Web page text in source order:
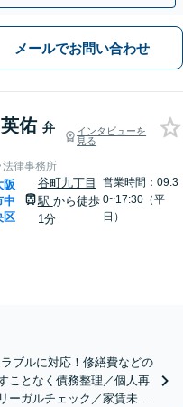
メールでお問い合わせ
佑 弁
インタビューを
見る
法律事務所
阪
中
区
谷町九丁目
駅 から徒歩
1分
営業時間：09:3
0~17:30（平
日）
ブルに対応！修繕費などの
ことなく債務整理／個人再
ーガルチェック／家賃未払